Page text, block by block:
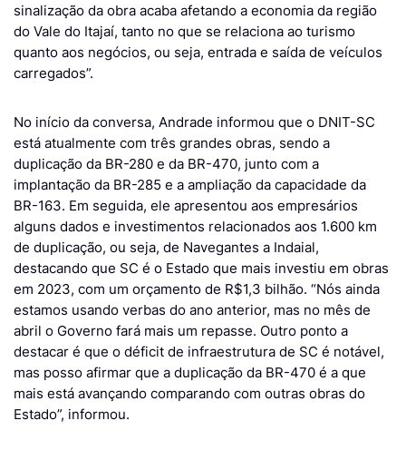
sinalização da obra acaba afetando a economia da região
do Vale do Itajaí, tanto no que se relaciona ao turismo
quanto aos negócios, ou seja, entrada e saída de veículos
carregados”.
No início da conversa, Andrade informou que o DNIT-SC
está atualmente com três grandes obras, sendo a
duplicação da BR-280 e da BR-470, junto com a
implantação da BR-285 e a ampliação da capacidade da
BR-163. Em seguida, ele apresentou aos empresários
alguns dados e investimentos relacionados aos 1.600 km
de duplicação, ou seja, de Navegantes a Indaial,
destacando que SC é o Estado que mais investiu em obras
em 2023, com um orçamento de R$1,3 bilhão. “Nós ainda
estamos usando verbas do ano anterior, mas no mês de
abril o Governo fará mais um repasse. Outro ponto a
destacar é que o déficit de infraestrutura de SC é notável,
mas posso afirmar que a duplicação da BR-470 é a que
mais está avançando comparando com outras obras do
Estado”, informou.